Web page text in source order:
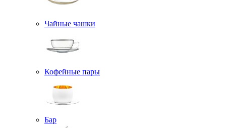
Чайные чашки
Кофейные пары
Бар